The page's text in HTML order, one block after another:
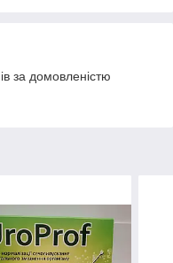
за домовленістю